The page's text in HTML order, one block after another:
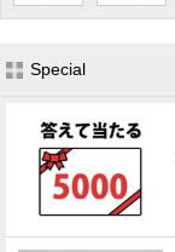
Special